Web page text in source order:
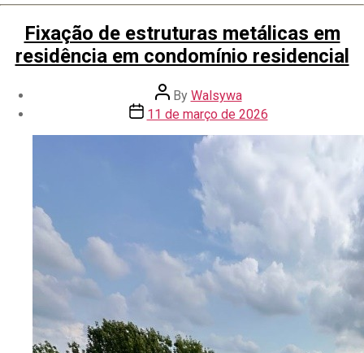
Fixação de estruturas metálicas em
residência em condomínio residencial
By Walsywa
11 de março de 2026